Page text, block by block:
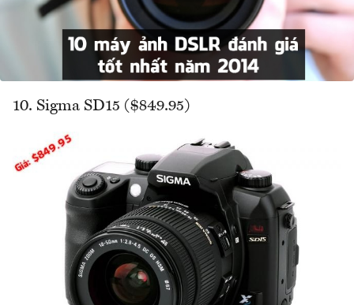
10. Sigma SD15 ($849.95)